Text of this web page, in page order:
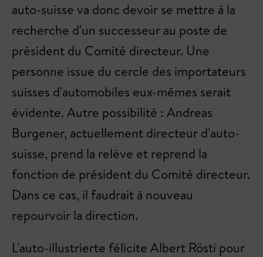
auto-suisse va donc devoir se mettre à la
recherche d'un successeur au poste de
président du Comité directeur. Une
personne issue du cercle des importateurs
suisses d'automobiles eux-mêmes serait
évidente. Autre possibilité : Andreas
Burgener, actuellement directeur d'auto-
suisse, prend la relève et reprend la
fonction de président du Comité directeur.
Dans ce cas, il faudrait à nouveau
repourvoir la direction.
L'auto-illustrierte félicite Albert Rösti pour